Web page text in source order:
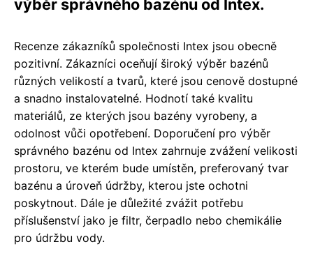
výběr správného bazénu od Intex.
Recenze zákazníků společnosti Intex jsou obecně
pozitivní. Zákazníci oceňují široký výběr bazénů
různých velikostí a tvarů, které jsou cenově dostupné
a snadno instalovatelné. Hodnotí také kvalitu
materiálů, ze kterých jsou bazény vyrobeny, a
odolnost vůči opotřebení. Doporučení pro výběr
správného bazénu od Intex zahrnuje zvážení velikosti
prostoru, ve kterém bude umístěn, preferovaný tvar
bazénu a úroveň údržby, kterou jste ochotni
poskytnout. Dále je důležité zvážit potřebu
příslušenství jako je filtr, čerpadlo nebo chemikálie
pro údržbu vody.